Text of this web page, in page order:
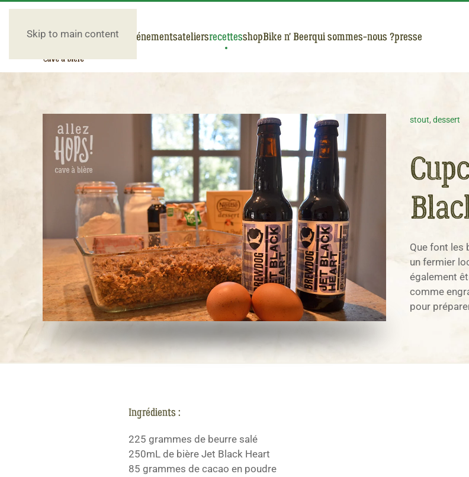
Skip to main content
nos bières événementsateliersrecettesshopBike n' Beerqui sommes-nous ?presse
stout, dessert
Que font les
un fermier
également
comme
pour
Ingrédients :
225 grammes de beurre salé
250mL de bière Jet Black Heart
85 grammes de cacao en poudre